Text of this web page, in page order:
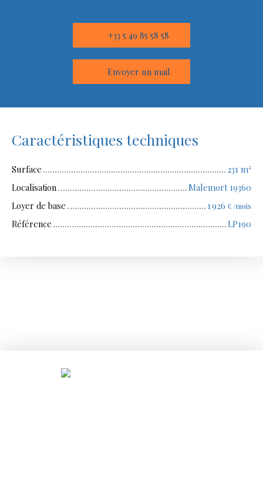
+33 5 49 85 58 58
Envoyer un mail
Caractéristiques techniques
Surface 231 m²
Localisation
Malemort 19360
Loyer de base
1 926 € /mois
Référence LP190